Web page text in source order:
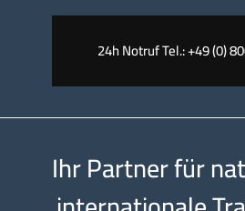
24h Notruf Tel.: +49 (0)
Ihr Partner für